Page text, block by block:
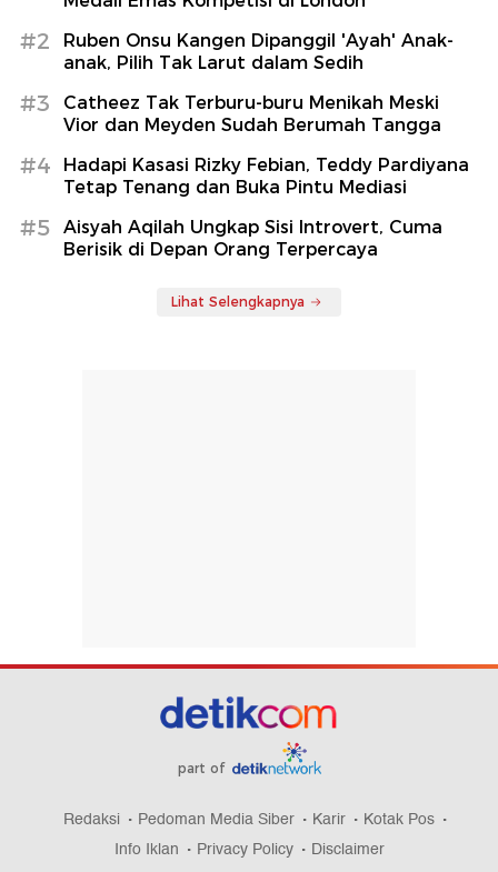
#2
Ruben Onsu Kangen Dipanggil 'Ayah' Anak-
anak, Pilih Tak Larut dalam Sedih
#3
Catheez Tak Terburu-buru Menikah Meski
Vior dan Meyden Sudah Berumah Tangga
#4
Hadapi Kasasi Rizky Febian, Teddy Pardiyana
Tetap Tenang dan Buka Pintu Mediasi
#5
Aisyah Aqilah Ungkap Sisi Introvert, Cuma
Berisik di Depan Orang Terpercaya
Lihat Selengkapnya
part of
Redaksi Pedoman Media Siber Karir
Kotak Pos
Info Iklan
Privacy Policy Disclaimer